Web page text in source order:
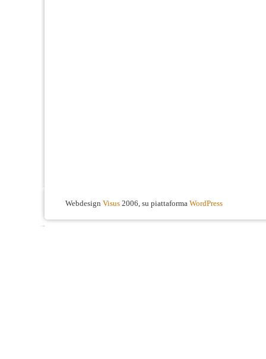
Webdesign Visus 2006, su piattaforma WordPress